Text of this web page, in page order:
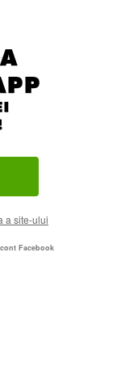
a site-ului
Facebook